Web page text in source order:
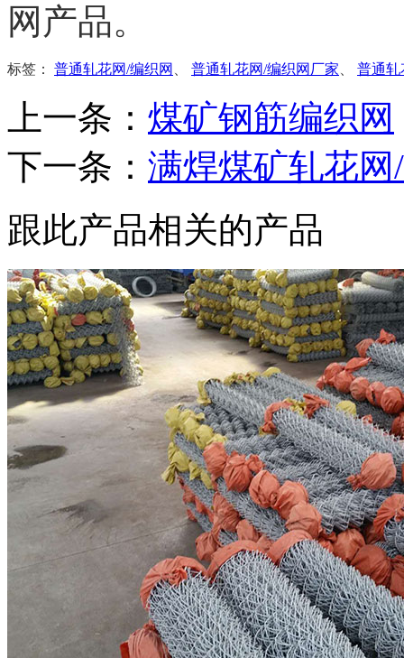
网产品。
标签： 普通轧花网/编织网 普通轧花网/编织网厂家 普通轧
上一条： 煤矿钢筋编织网
下一条： 满焊煤矿轧花网
跟此产品相关的产品